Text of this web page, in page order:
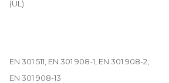
(UL)
EN 301 511, EN 301 908-1, EN 301 908-2,
EN 301 908-13